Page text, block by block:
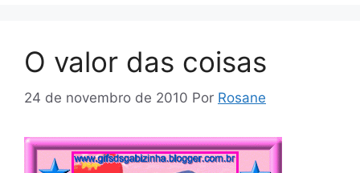
O valor das coisas
24 de novembro de 2010 Por Rosane